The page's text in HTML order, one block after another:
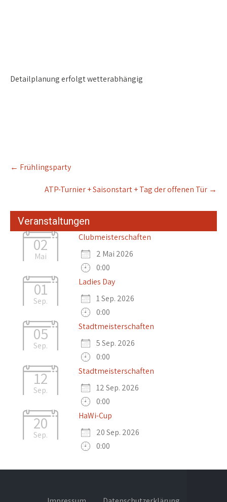
Detailplanung erfolgt wetterabhängig
Post
navigation
← Frühlingsparty
ATP-Turnier + Saisonstart + Tag der offenen Tür →
Veranstaltungen
02
Mai
Clubmeisterschaften
2 Mai 2026
0:00
01
Sep.
Ladies Day
1 Sep. 2026
0:00
05
Sep.
Stadtmeisterschaften
5 Sep. 2026
0:00
12
Sep.
Stadtmeisterschaften
12 Sep. 2026
0:00
20
Sep.
HaWi-Cup
20 Sep. 2026
0:00